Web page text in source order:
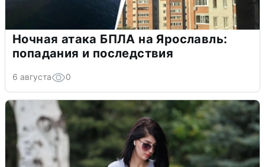
Ночная атака БПЛА на Ярославль:
попадания и последствия
6 августа 0